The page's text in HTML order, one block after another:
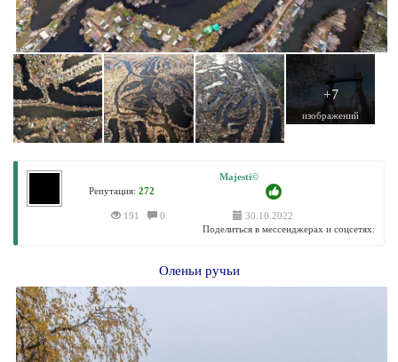
+7
изображений
Majesti©
Репутация:272
191 0
30.10.2022
Поделиться в мессенджерах и соцсетях:
Оленьи ручьи